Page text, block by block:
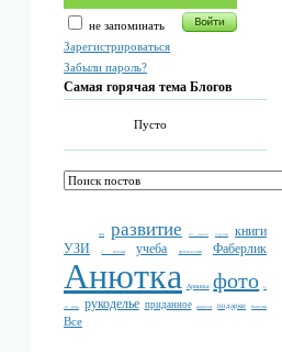
не запоминать
Зарегистрироваться
Забыли пароль?
Самая горячая тема Блогов
Пусто
жк развитие 22 недели покупки
книги
УЗИ
1 месяц учеба фотосессии Фаберлик
Анютка Аришка фото 2-
ой месяц рукоделье приданное радости подарки болезни
Все